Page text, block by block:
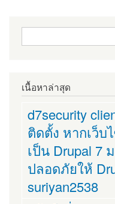
ฟอร์มค้นหา
เนื้อหาล่าสุด
d7security
ติดตั้ง หากเว็
เป็น Drupal 7
ปลอดภัยให้
suriyan2538